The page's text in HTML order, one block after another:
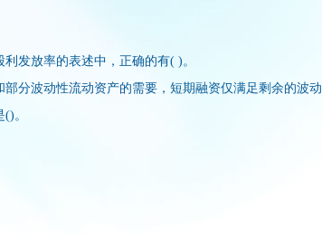
发放率的表述中，正确的有( )。
分波动性流动资产的需要，短期融资仅满足剩余的波动
。